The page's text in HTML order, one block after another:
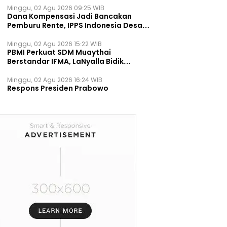
Minggu, 02 Agu 2026 09:25 WIB
Dana Kompensasi Jadi Bancakan
Pemburu Rente, IPPS Indonesia Desak
Permanen
Minggu, 02 Agu 2026 15:22 WIB
PBMI Perkuat SDM Muaythai
Berstandar IFMA, LaNyalla Bidik
Minggu, 02 Agu 2026 16:24 WIB
Respons Presiden Prabowo